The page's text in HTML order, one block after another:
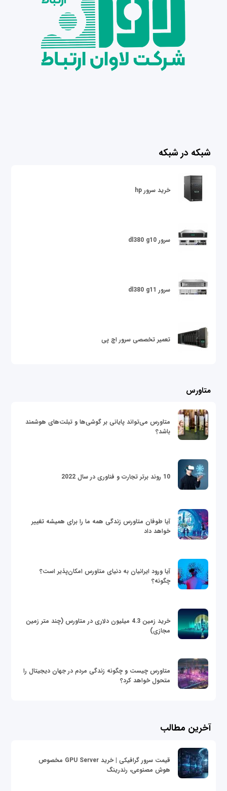
شبکه در شبکه
خرید سرور hp
سرور dl380 g10
سرور dl380 g11
تعمیر تخصصی سرور اچ پی
متاورس
متاورس می‌تواند پایانی بر گوشی‌ها و تبلت‌های هوشمند
باشد؟
10 روند برتر تجارت و فناوری در سال 2022
آیا طوفان متاورس زندگی همه ما را برای همیشه تغییر
خواهد داد
آیا ورود ایرانیان به دنیای متاورس امکان‌پذیر است؟
چگونه؟
خرید زمین 4.3 میلیون دلاری در متاورس (چند متر زمین
مجازی)
متاورس چیست و چگونه زندگی مردم در جهان دیجیتال را
متحول خواهد کرد؟
آخرین مطالب
قیمت سرور گرافیکی | خرید GPU Server مخصوص
هوش مصنوعی، رندرینگ